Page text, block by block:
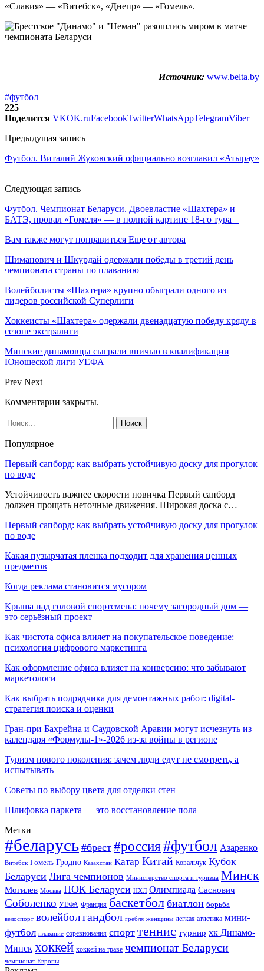
«Славия» — «Витебск», «Днепр» — «Гомель».
Источник: www.belta.by
#футбол
225
Поделится VKOK.ruFacebookTwitterWhatsAppTelegramViber
Предыдущая запись
Футбол. Виталий Жуковский официально возглавил «Атырау»
Следующая запись
Футбол. Чемпионат Беларуси. Двоевластие «Шахтера» и
БАТЭ, провал «Гомеля» — в полной картине 18-го тура
Вам также могут понравиться Еще от автора
Шиманович и Шкурдай одержали победы в третий день
чемпионата страны по плаванию
Волейболисты «Шахтера» крупно обыграли одного из
лидеров российской Суперлиги
Хоккеисты «Шахтера» одержали двенадцатую победу кряду в
сезоне экстралиги
Минские динамовцы сыграли вничью в квалификации
Юношеской лиги УЕФА
Prev Next
Комментарии закрыты.
Популярное
Первый сапборд: как выбрать устойчивую доску для прогулок
по воде
Устойчивость важнее скорости новичка Первый сапборд
должен прощать неточные движения. Широкая доска с…
Первый сапборд: как выбрать устойчивую доску для прогулок
по воде
Какая пузырчатая пленка подходит для хранения ценных
предметов
Когда реклама становится мусором
Крыша над головой спортсмена: почему загородный дом —
это серьёзный проект
Как чистота офиса влияет на покупательское поведение:
психология цифрового маркетинга
Как оформление офиса влияет на конверсию: что забывают
маркетологи
Как выбрать подрядчика для демонтажных работ: digital-
стратегия поиска и оценки
Гран-при Бахрейна и Саудовской Аравии могут исчезнуть из
календаря «Формулы-1»-2026 из-за войны в регионе
Туризм нового поколения: зачем люди едут не смотреть, а
испытывать
Советы по выбору цвета для отделки стен
Шлифовка паркета — это восстановление пола
Метки
#беларусь #брест #россия#футбол Азаренко
Витебск Гомель Гродно Казахстан Катар Китай Ковальчук Кубок
Беларуси Лига чемпионов Министерство спорта и туризма Минск
Могилев Москва НОК Беларуси НХЛ Олимпиада Саснович
Соболенко УЕФА Франция баскетбол биатлон борьба
велоспорт волейболгандбол гребля женщины легкая атлетика мини-
футбол плавание соревнования спорт теннис турнир хк Динамо-
Минск хоккей хоккей на траве чемпионат Беларуси
чемпионат Европы